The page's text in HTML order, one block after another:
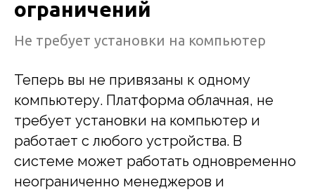
ограничений
Не требует установки на компьютер
Теперь вы не привязаны к одному
компьютеру. Платформа облачная, не
требует установки на компьютер и
работает с любого устройства. В
системе может работать одновременно
неограниченно менеджеров и